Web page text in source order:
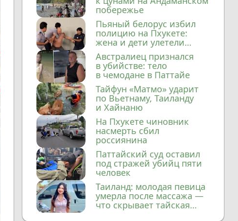
побережье
Пьяный белорус избил
полицию на Пхукете:
жена и дети улетели
домой
Австралиец признался
в убийстве: тело
в чемодане в Паттайе
Тайфун «Матмо» ударит
по Вьетнаму, Таиланду
и Хайнаню
На Пхукете чиновник
насмерть сбил
россиянина
Паттайский суд оставил
под стражей убийц пяти
человек
Таиланд: молодая певица
умерла после массажа —
что скрывает тайская
медицина?